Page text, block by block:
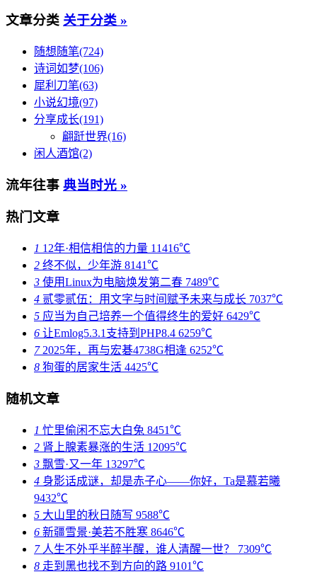
文章分类 关于分类 »
随想随笔(724)
诗词如梦(106)
犀利刀笔(63)
小说幻境(97)
分享成长(191)
翩跹世界(16)
闲人酒馆(2)
流年往事 典当时光 »
热门文章
1 12年·相信相信的力量 11416℃
2 终不似，少年游 8141℃
3 使用Linux为电脑焕发第二春 7489℃
4 贰零贰伍：用文字与时间赋予未来与成长 7037℃
5 应当为自己培养一个值得终生的爱好 6429℃
6 让Emlog5.3.1支持到PHP8.4 6259℃
72025年，再与宏碁4738G相逢 6252℃
8 狗蛋的居家生活 4425℃
随机文章
1 忙里偷闲不忘大白兔 8451℃
2 肾上腺素暴涨的生活 12095℃
3 飘雪·又一年 13297℃
4 身影话成谜，却是赤子心——你好，Ta是慕若曦
9432℃
5 大山里的秋日随写 9588℃
6 新疆雪景·美若不胜寒 8646℃
7人生不外乎半醉半醒，谁人清醒一世？ 7309℃
8 走到黑也找不到方向的路 9101℃